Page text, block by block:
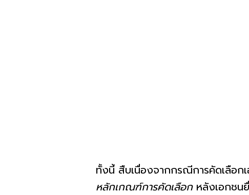
ทั้งนี้ สืบเนื่องจากกรณีการคัดเลือก
หลักเกณฑ์การคัดเลือกหลังเอกชน